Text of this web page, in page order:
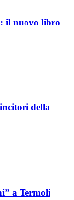
il nuovo libro
della
a Termoli